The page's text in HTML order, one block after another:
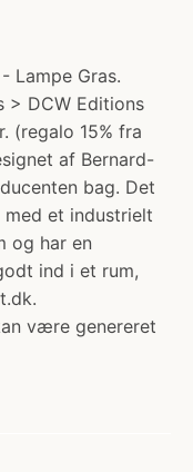
Lampe Gras.
> DCW Editions
(regalo 15% fra
af Bernard-
bag. Det
et industrielt
og har en
ind i et rum,
være genereret